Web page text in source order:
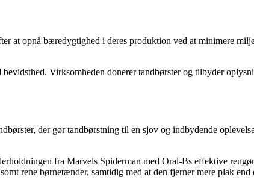
at opnå bæredygtighed i deres produktion ved at minimere
Virksomheden donerer tandbørster og tilbyder
der gør tandbørstning til en sjov og indbydende
fra Marvels Spiderman med Oral-Bs effektive
rene børnetænder, samtidig med at den fjerner mere plak end